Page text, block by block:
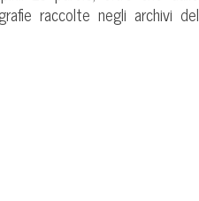
raccolte negli archivi del